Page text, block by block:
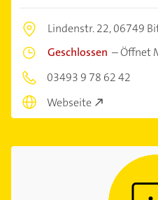
Lindenstr. 22,06749
Geschlossen –Öffnet
03493 9 78 62 42
Webseite